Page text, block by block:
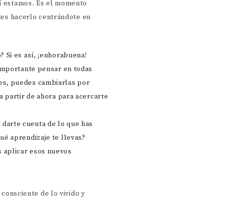
Es el momento
hacerlo centrándote en
es así, ¡enhorabuena!
pensar en todas
puedes cambiarlas por
partir de ahora para acercarte
cuenta de lo que has
aprendizaje te llevas?
aplicar esos nuevos
de lo vivido y